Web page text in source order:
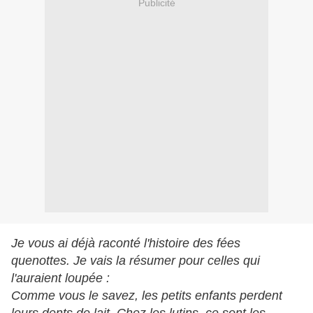
Publicité
Je vous ai déjà raconté l'histoire des fées
quenottes. Je vais la résumer pour celles qui
l'auraient loupée :
Comme vous le savez, les petits enfants perdent